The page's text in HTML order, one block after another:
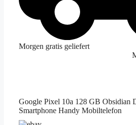
Morgen gratis geliefert
Google Pixel 10a 128 GB Obsidian
Smartphone Handy Mobiltelefon